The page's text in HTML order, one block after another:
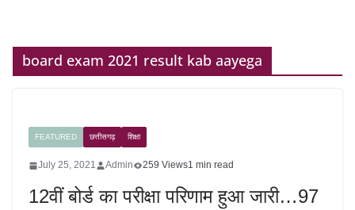
board exam 2021 result kab aayega
FEATURED छत्तीसगढ़ शिक्षा
July 25, 2021 Admin 259 Views1 min read
12वीं बोर्ड का परीक्षा परिणाम हुआ जारी…97